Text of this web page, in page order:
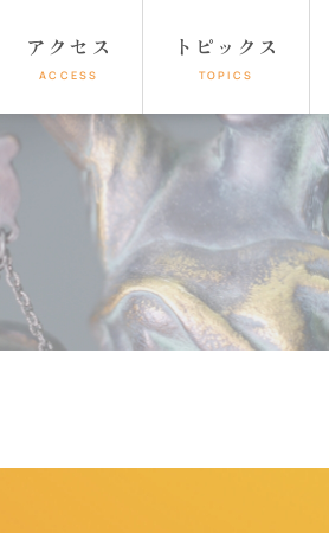
アクセス
ACCESS
トピックス
TOPICS